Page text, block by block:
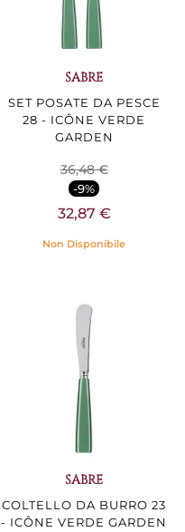
SABRE
SET POSATE DA PESCE
28 - ICÔNE VERDE
GARDEN
36,48 €
-9%
32,87 €
Non Disponibile
SABRE
COLTELLO DA BURRO 23
- ICÔNE VERDE GARDEN